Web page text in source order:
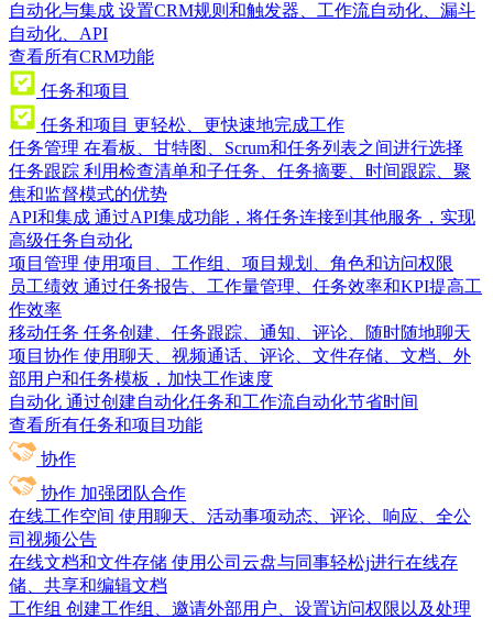
自动化与集成 设置CRM规则和触发器、工作流自动化、漏斗
自动化、API
查看所有CRM功能
任务和项目
任务和项目 更轻松、更快速地完成工作
任务管理 在看板、甘特图、Scrum和任务列表之间进行选择
任务跟踪 利用检查清单和子任务、任务摘要、时间跟踪、聚
焦和监督模式的优势
API和集成 通过API集成功能，将任务连接到其他服务，实现
高级任务自动化
项目管理 使用项目、工作组、项目规划、角色和访问权限
员工绩效 通过任务报告、工作量管理、任务效率和KPI提高工
作效率
移动任务 任务创建、任务跟踪、通知、评论、随时随地聊天
项目协作 使用聊天、视频通话、评论、文件存储、文档、外
部用户和任务模板，加快工作速度
自动化 通过创建自动化任务和工作流自动化节省时间
查看所有任务和项目功能
协作
协作 加强团队合作
在线工作空间 使用聊天、活动事项动态、评论、响应、全公
司视频公告
在线文档和文件存储 使用公司云盘与同事轻松j进行在线存
储、共享和编辑文档
工作组 创建工作组、邀请外部用户、设置访问权限以及处理